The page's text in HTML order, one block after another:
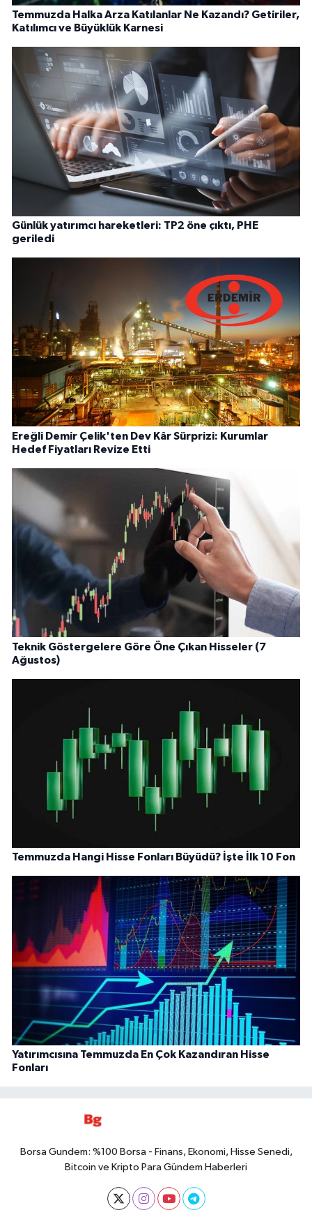
Temmuzda Halka Arza Katılanlar Ne Kazandı? Getiriler,
Katılımcı ve Büyüklük Karnesi
Günlük yatırımcı hareketleri: TP2 öne çıktı, PHE
geriledi
Ereğli Demir Çelik'ten Dev Kâr Sürprizi: Kurumlar
Hedef Fiyatları Revize Etti
Teknik Göstergelere Göre Öne Çıkan Hisseler (7
Ağustos)
Temmuzda Hangi Hisse Fonları Büyüdü? İşte İlk 10 Fon
Yatırımcısına Temmuzda En Çok Kazandıran Hisse
Fonları
Borsa Gundem: %100 Borsa - Finans, Ekonomi, Hisse Senedi,
Bitcoin ve Kripto Para Gündem Haberleri